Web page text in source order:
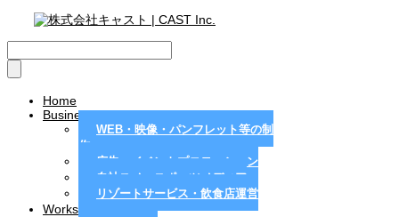
Home
Business
WEB・映像・パンフレット等の制
作
広告・イベントプロモーション
自社スノースポーツメディア
リゾートサービス・飲食店運営
Works